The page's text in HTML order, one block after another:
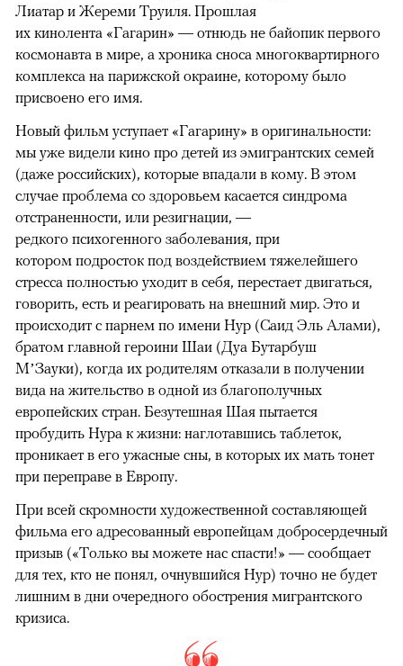
Лиатар и Жереми Труиля. Прошлая
их кинолента «Гагарин» — отнюдь не байопик первого
космонавта в мире, а хроника сноса многоквартирного
комплекса на парижской окраине, которому было
присвоено его имя.
Новый фильм уступает «Гагарину» в оригинальности:
мы уже видели кино про детей из эмигрантских семей
(даже российских), которые впадали в кому. В этом
случае проблема со здоровьем касается синдрома
отстраненности, или резигнации, —
редкого психогенного заболевания, при
котором подросток под воздействием тяжелейшего
стресса полностью уходит в себя, перестает двигаться,
говорить, есть и реагировать на внешний мир. Это и
происходит с парнем по имени Нур (Саид Эль Алами),
братом главной героини Шаи (Дуа Бутарбуш
М’Зауки), когда их родителям отказали в получении
вида на жительство в одной из благополучных
европейских стран. Безутешная Шая пытается
пробудить Нура к жизни: наглотавшись таблеток,
проникает в его ужасные сны, в которых их мать тонет
при переправе в Европу.
При всей скромности художественной составляющей
фильма его адресованный европейцам добросердечный
призыв («Только вы можете нас спасти!» — сообщает
для тех, кто не понял, очнувшийся Нур) точно не будет
лишним в дни очередного обострения мигрантского
кризиса.